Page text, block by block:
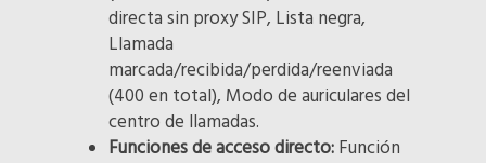
directa sin proxy SIP, Lista negra,
Llamada
marcada/recibida/perdida/reenviada
(400 en total), Modo de auriculares del
centro de llamadas.
Funciones de acceso directo: Función